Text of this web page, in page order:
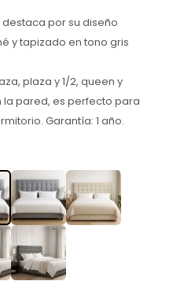
por su diseño
y tapizado en tono gris
plaza y 1/2, queen y
la pared, es perfecto para
Garantía: 1 año.